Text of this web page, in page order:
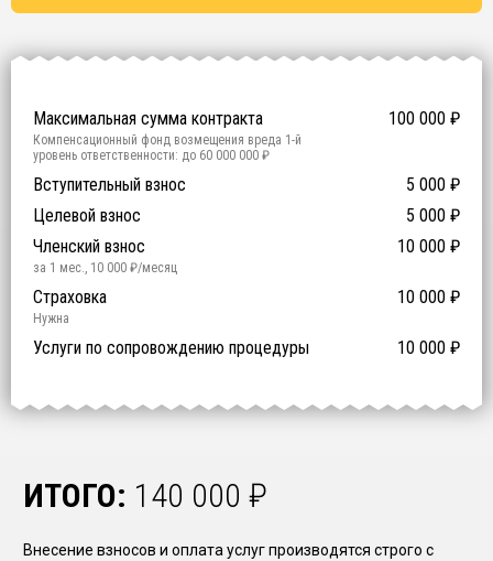
Сертификаты
Максимальная сумма контракта
100 000 ₽
Компенсационный фонд возмещения вреда 1 -й
уровень ответственности: до 60 000 000 ₽
Участие в гос. тендерах и аукционах 0 ₽
Компенсационный фонд договорных обязательств
й уровень ответственности:
Вступительный взнос 5 000 ₽
Целевой взнос
5 000 ₽
Членский взнос
10 000 ₽
за 1 мес., 10 000 ₽/месяц
Предоставление специалистов НРС 0 ₽
0₽ за человека
Сертификат ISO 9001 14 500 ₽
ISO 9001
Сертификат ISO 14001 14 500 ₽
ISO 14001
Сертификат OHSAS 18001 14 500 ₽
OHSAS 18001
Страховка 10 000 ₽
Нужна
Услуги по сопровождению процедуры 10 000 ₽
ИТОГО: 140 000 ₽
Внесение взносов и оплата услуг производятся строго с